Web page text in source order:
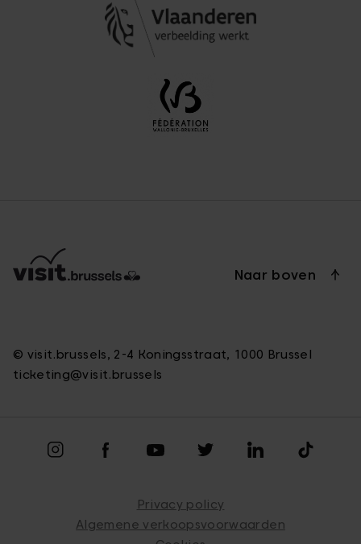
© visit.brussels, 2-4 Koningsstraat, 1000 Brussel
ticketing@visit.brussels
Naar boven
Privacy policy
Algemene verkoopsvoorwaarden